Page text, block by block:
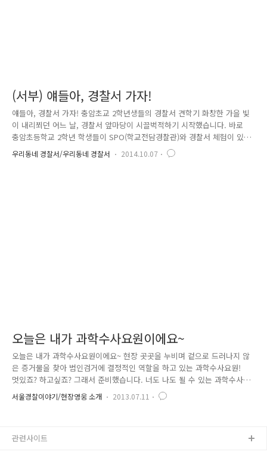
(서부) 얘들아, 경찰서 가자!
얘들아, 경찰서 가자! 충암초교 2학년생들의 경찰서 견학기 화창한 가을 빛
이 내리쬐던 어느 날, 경찰서 앞마당이 시끌벅적하기 시작했습니다. 바로
충암초등학교 2학년 학생들이 SPO(학교전담경찰관)와 경찰서 체험이 있는
날이었는데요. 아이들이 가장 처음 들른곳은, 나름 서부경찰서에서 역사와
전통을 자랑하는(?) 유치장입니다. 지금은 유치인을 수감하지 않아 비어있
우리동네 경찰서/우리동네 경찰서 2014.10.07
오늘은 내가 과학수사요원이에요~
오늘은 내가 과학수사요원이에요~ 현장 곳곳을 누비며 겉으로 드러나지 않
은 증거물을 찾아 범인검거에 결정적인 역할을 하고 있는 과학수사요원!
멋있죠? 하고싶죠? 그래서 준비했습니다. 너도 나도 될 수 있는 과학수사
요원! 과학수사 체험교실로 오세요~ 현장에서 눈에 보이지 않게 남겨진 지
문ㆍ족적ㆍ머리카락과 같은 유류물을 과학수사를 이용하여 범인을특정할
련 TV 프로그램 등을 통해 CSI에 대한 관심도가 증가되었다는 것을 알 수
서울경찰이야기/현장영웅 소개 2013.07.11
관련사이트